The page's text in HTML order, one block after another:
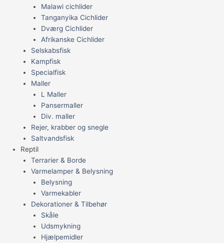
Malawi cichlider
Tanganyika Cichlider
Dværg Cichlider
Afrikanske Cichlider
Selskabsfisk
Kampfisk
Specialfisk
Maller
L Maller
Pansermaller
Div. maller
Rejer, krabber og snegle
Saltvandsfisk
Reptil
Terrarier & Borde
Varmelamper & Belysning
Belysning
Varmekabler
Dekorationer & Tilbehør
Skåle
Udsmykning
Hjælpemidler